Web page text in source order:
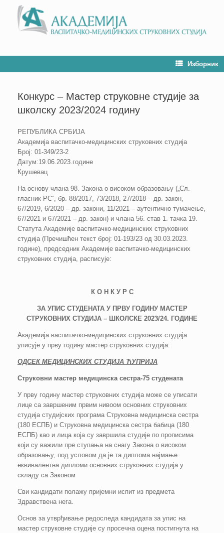
Изборник
Конкурс – Мастер струковне студије за
школску 2023/2024 годину
РЕПУБЛИКА СРБИЈА
Академија васпитачко-медицинских струковних студија
Број: 01-349/23-2
Датум:19.06.2023.године
Крушевац
На основу члана 98. Закона о високом образовању („Сл.
гласник РС“, бр. 88/2017, 73/2018, 27/2018 – др. закон,
67/2019, 6/2020 – др. закони, 11/2021 – аутентично тумачење,
67/2021 и 67/2021 – др. закон) и члана 56. став 1. тачка 19.
Статута Академије васпитачко-медицинских струковних
студија (Пречишћен текст број: 01-193/23 од 30.03.2023.
године), председник Академије васпитачко-медицинских
струковних студија, расписује:
К О Н К У Р С
ЗА УПИС СТУДЕНАТА У ПРВУ ГОДИНУ МАСТЕР
СТРУКОВНИХ СТУДИЈА – ШКОЛСКЕ 2023/24. ГОДИНЕ
Академија васпитачко-медицинских струковних студија
уписује у прву годину мастер струковних студија:
ОДСЕК МЕДИЦИНСКИХ СТУДИЈА ЋУПРИЈА
Струковни мастер медицинска сестра-75 студената
У прву годину мастер струковних студија може се уписати
лице са завршеним првим нивоом основних струковних
студија студијских програма Струковна медицинска сестра
(180 ЕСПБ) и Струковна медицинска сестра бабица (180
ЕСПБ) као и лица која су завршила студије по прописима
који су важили пре ступања на снагу Закона о високом
образовању, под условом да је та диплома најмање
еквивалентна дипломи основних струковних студија у
складу са Законом
Сви кандидати полажу пријемни испит из предмета
Здравствена нега.
Основ за утврђивање редоследа кандидата за упис на
мастер струковне студије су просечна оцена постигнута на